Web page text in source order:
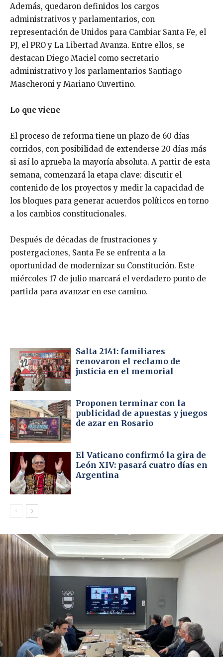
Además, quedaron definidos los cargos
administrativos y parlamentarios, con
representación de Unidos para Cambiar Santa Fe, el
PJ, el PRO y La Libertad Avanza. Entre ellos, se
destacan Diego Maciel como secretario
administrativo y los parlamentarios Santiago
Mascheroni y Mariano Cuvertino.
Lo que viene
El proceso de reforma tiene un plazo de 60 días
corridos, con posibilidad de extenderse 20 días más
si así lo aprueba la mayoría absoluta. A partir de esta
semana, comenzará la etapa clave: discutir el
contenido de los proyectos y medir la capacidad de
los bloques para generar acuerdos políticos en torno
a los cambios constitucionales.
Después de décadas de frustraciones y
postergaciones, Santa Fe se enfrenta a la
oportunidad de modernizar su Constitución. Este
miércoles 17 de julio marcará el verdadero punto de
partida para avanzar en ese camino.
Salta 2141: familiares
renovaron el reclamo de
justicia en el memorial
Proponen terminar con la
publicidad de apuestas y juegos
de azar en Rosario
El Vaticano confirmó la gira de
León XIV: pasará cuatro días en
Argentina